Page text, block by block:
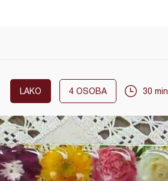
LAKO 4 OSOBA 30 min